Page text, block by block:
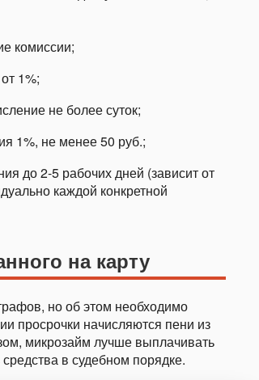
комиссии;
1%;
не более суток;
1%, не менее 50 руб.;
до 2-5 рабочих дней (зависит от
каждой конкретной
на карту
но об этом необходимо
просрочки начисляются пени из
микрозайм лучше выплачивать
в судебном порядке.